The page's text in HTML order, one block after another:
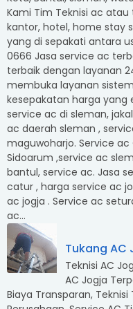
Kami Tim Teknisi ac
kantor, hotel, home stay
yang di sepakati antara
0666 Jasa service ac
terbaik dengan layanan
membuka layanan
kesepakatan harga yang
service ac di sleman,
ac daerah sleman ,
maguwoharjo. Service
Sidoarum ,service ac
bantul, service ac. Jasa
catur , harga service ac
ac jogja . Service ac
ac...
Tukang AC
Teknisi AC
AC Jogja
Biaya Transparan,